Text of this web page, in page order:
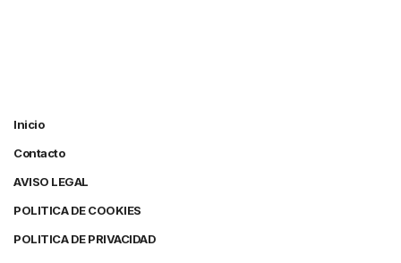
Inicio
Contacto
AVISO LEGAL
POLITICA DE COOKIES
POLITICA DE PRIVACIDAD